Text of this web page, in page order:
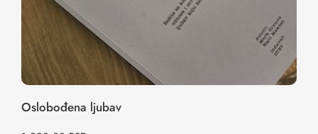
Oslobođena ljubav